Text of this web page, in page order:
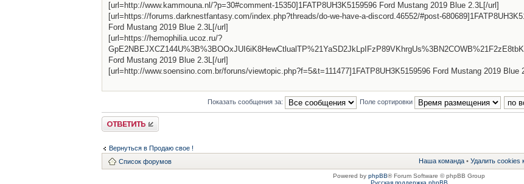
[url=http://www.kammouna.nl/?p=30#comment-15350]1FATP8UH3K5159596 Ford Mustang 2019 Blue 2.3L[/url]
[url=https://forums.darknestfantasy.com/index.php?threads/do-we-have-a-discord.46552/#post-
Ford Mustang 2019 Blue 2.3L[/url]
[url=https://hemophilia.ucoz.ru/?
Ford Mustang 2019 Blue 2.3L[/url]
[url=http://www.soensino.com.br/foruns/viewtopic.php?f=5&t=111477]1FATP8UH3K5159596 Ford Mustang 2019 Blue
Показать сообщения за: Поле сортировки
Ответить
Вернуться в Продаю свое !
Список форумов
Наша команда • Удалить cookies
Powered by phpBB® Forum Software © phpBB Group
Русская поддержка phpBB